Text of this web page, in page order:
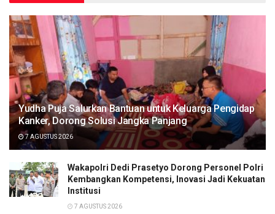
Yudha Puja Salurkan Bantuan untuk Keluarga Pengidap
Kanker, Dorong Solusi Jangka Panjang
7 AGUSTUS 2026
Wakapolri Dedi Prasetyo Dorong Personel Polri
Kembangkan Kompetensi, Inovasi Jadi Kekuatan
Institusi
7 AGUSTUS 2026